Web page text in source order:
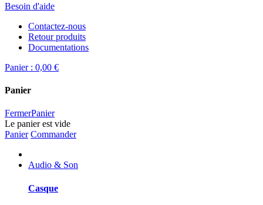
Besoin d'aide
Contactez-nous
Retour produits
Documentations
Panier : 0,00 €
Panier
FermerPanier
Le panier est vide
Panier Commander
Audio & Son
Casque